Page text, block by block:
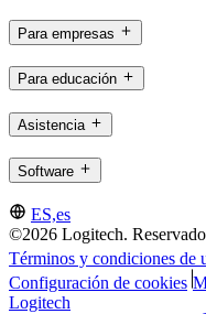
Para empresas
Para educación
Asistencia
Software
ES,es
©2026 Logitech.
Términos y condiciones de
Configuración de cookies
Logitech